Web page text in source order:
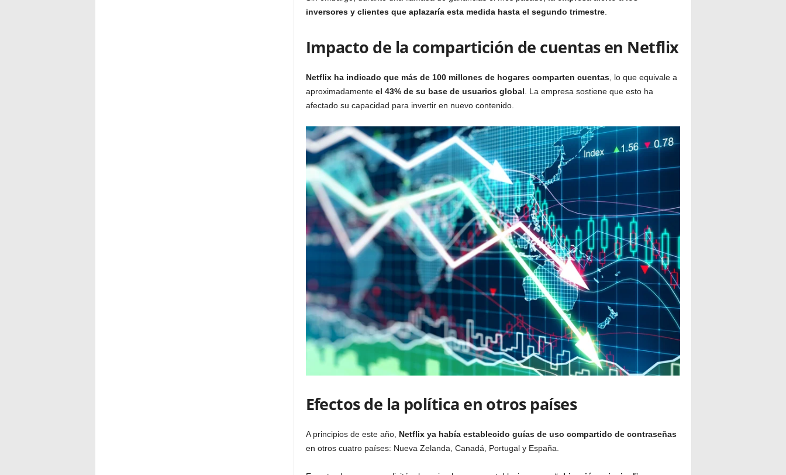
inversores y clientes que aplazaría esta medida hasta el segundo trimestre.
Impacto de la compartición de cuentas en Netflix
Netflix ha indicado que más de 100 millones de hogares comparten cuentas, lo que equivale a
aproximadamente el 43% de su base de usuarios global . La empresa sostiene que esto ha
afectado su capacidad para invertir en nuevo contenido.
Efectos de la política en otros países
A principios de este año, Netflix ya había establecido guías de uso compartido de contraseñas
en otros cuatro países: Nueva Zelanda, Canadá, Portugal y España.